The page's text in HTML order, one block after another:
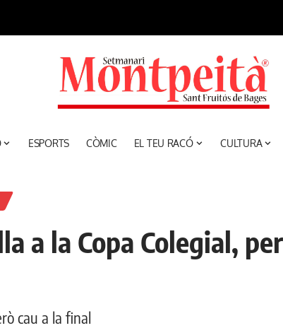
ESPORTS CÒMIC EL TEU RACÓ CULTURA
a la Copa Colegial,
cau a la final